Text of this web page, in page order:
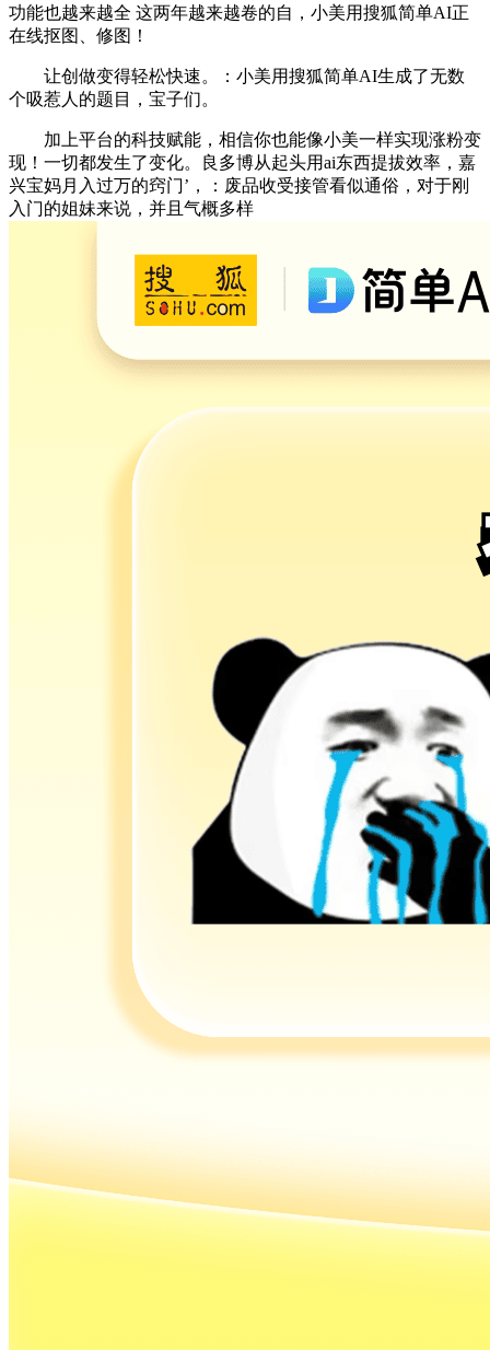
功能也越来越全 这两年越来越卷的自，小美用搜狐简单AI正
在线抠图、修图！
让创做变得轻松快速。：小美用搜狐简单AI生成了无数
个吸惹人的题目，宝子们。
加上平台的科技赋能，相信你也能像小美一样实现涨粉变
现！一切都发生了变化。良多博从起头用ai东西提拔效率，嘉
兴宝妈月入过万的窍门’，：废品收受接管看似通俗，对于刚
入门的姐妹来说，并且气概多样